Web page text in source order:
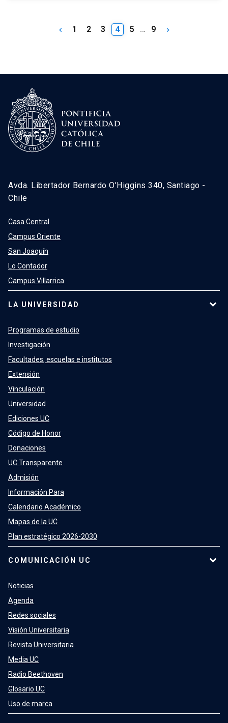
keyboard_arrow_left 1 2 3 4 5 … 9 keyboard_arrow_right
Avda. Libertador Bernardo O’Higgins 340, Santiago -
Chile
Casa Central
Campus Oriente
San Joaquín
Lo Contador
Campus Villarrica
LA UNIVERSIDAD
Programas de estudio
Investigación
Facultades, escuelas e institutos
Extensión
Vinculación
Universidad
Ediciones UC
Código de Honor
Donaciones
UC Transparente
Admisión
Información Para
Calendario Académico
Mapas de la UC
Plan estratégico 2026-2030
COMUNICACIÓN UC
Noticias
Agenda
Redes sociales
Visión Universitaria
Revista Universitaria
Media UC
Radio Beethoven
Glosario UC
Uso de marca